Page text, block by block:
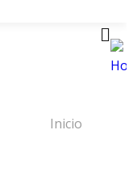
Inicio